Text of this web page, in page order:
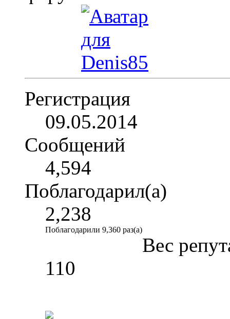
Регистрация
09.05.2014
Сообщений
4,594
Поблагодарил(а)
2,238
Поблагодарили 9,360 раз(а)
Вес
110